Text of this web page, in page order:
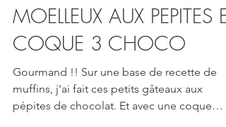
18 mai 2022
MOELLEUX AUX PEPITES ET
COQUE 3 CHOCO
Gourmand !! Sur une base de recette de